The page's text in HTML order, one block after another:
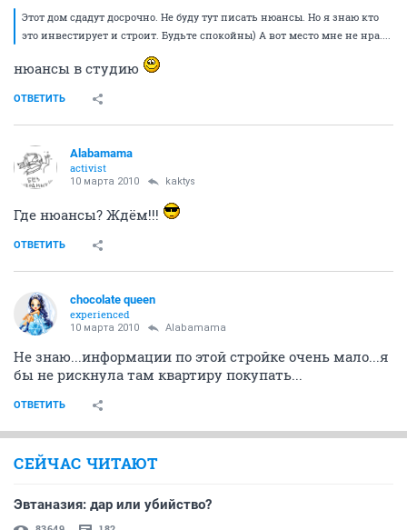
Этот дом сдадут досрочно. Не буду тут писать нюансы. Но я знаю кто
это инвестирует и строит. Будьте спокойны) А вот место мне не нра....
нюансы в студию
ОТВЕТИТЬ
Alabamama
activist
10 марта 2010 kaktys
Где нюансы? Ждём!!!
ОТВЕТИТЬ
chocolate queen
experienced
10 марта 2010 Alabamama
Не знаю...информации по этой стройке очень мало...я
бы не рискнула там квартиру покупать...
ОТВЕТИТЬ
СЕЙЧАС ЧИТАЮТ
Эвтаназия: дар или убийство?